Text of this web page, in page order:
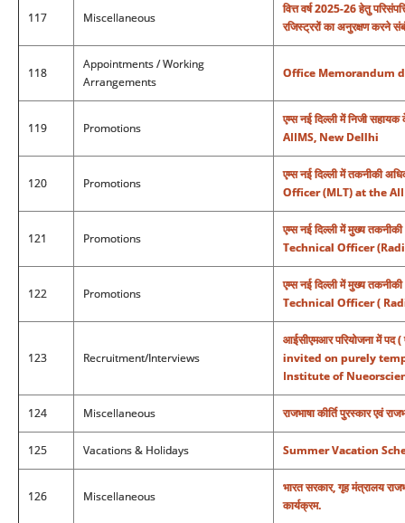
117 Miscellaneous
वित्त वर्ष 2025-26 हेतु
रजिस्ट्ररों का अनुरक्षण करने
118
Appointments / Working
Arrangements
Office Memorandum
119 Promotions
एम्स नई दिल्ली में निजी
AIIMS, New Dellhi
120 Promotions
एम्स नई दिल्ली में तकनीकी
Officer (MLT) at the
121 Promotions
एम्स नई दिल्ली में मुख्य
Technical Officer
122 Promotions
एम्स नई दिल्ली में मुख्य
Technical Officer (
123 Recruitment/Interviews
आईसीएमआर परियोजना में
invited on purely
Institute of
124 Miscellaneous राजभाषा कीर्ति पुरस्कार एवं
125 Vacations & Holidays Summer Vacation
126 Miscellaneous
भारत सरकार, गृह मंत्रालय
कार्यक्रम.